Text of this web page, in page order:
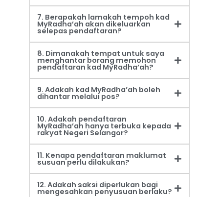
7. Berapakah lamakah tempoh kad
MyRadha’ah akan dikeluarkan
selepas pendaftaran?
8. Dimanakah tempat untuk saya
menghantar borang memohon
pendaftaran kad MyRadha’ah?
9. Adakah kad MyRadha’ah boleh
dihantar melalui pos?
10. Adakah pendaftaran
MyRadha’ah hanya terbuka kepada
rakyat Negeri Selangor?
11. Kenapa pendaftaran maklumat
susuan perlu dilakukan?
12. Adakah saksi diperlukan bagi
mengesahkan penyusuan berlaku?